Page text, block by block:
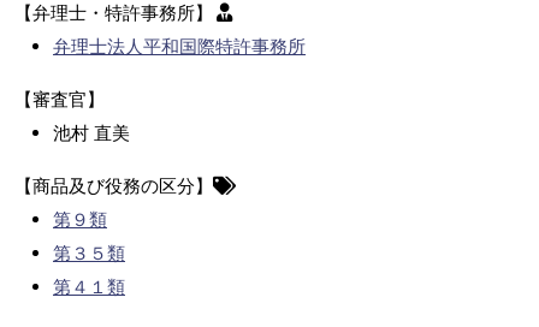
【弁理士・特許事務所】
弁理士法人平和国際特許事務所
【審査官】
池村 直美
【商品及び役務の区分】
第９類
第３５類
第４１類